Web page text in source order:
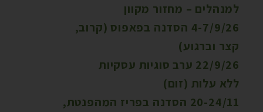
למנהלים – מחזור מקוון
4-7/9/26 הסדנה בפאפוס (קרוב,
קצר וברגוע)
22/9/26 ערב סוגיות עסקיות
ללא עלות (זום)
20-24/11 הסדנה בפריז המהפנטת,